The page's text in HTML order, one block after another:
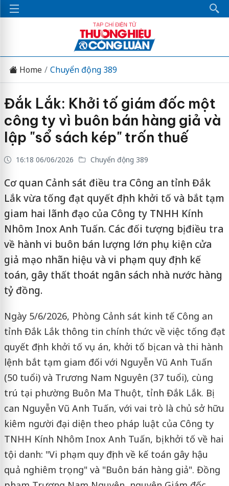
Home Chuyển động 389
Đắk Lắk: Khởi tố giám đốc một
công ty vì buôn bán hàng giả và
lập "sổ sách kép" trốn thuế
16:18 06/06/2026 Chuyển động 389
Cơ quan Cảnh sát điều tra Công an tỉnh Đắk
Lắk vừa tống đạt quyết định khởi tố và bắt tạm
giam hai lãnh đạo của Công ty TNHH Kính
Nhôm Inox Anh Tuấn. Các đối tượng bị điều tra
về hành vi buôn bán lượng lớn phụ kiện cửa
giả mạo nhãn hiệu và vi phạm quy định kế
toán, gây thất thoát ngân sách nhà nước hàng
tỷ đồng.
Ngày 5/6/2026, Phòng Cảnh sát kinh tế Công an
tỉnh Đắk Lắk thông tin chính thức về việc tống đạt
quyết định khởi tố vụ án, khởi tố bị can và thi hành
lệnh bắt tạm giam đối với Nguyễn Vũ Anh Tuấn
(50 tuổi) và Trương Nam Nguyên (37 tuổi), cùng
trú tại phường Buôn Ma Thuột, tỉnh Đắk Lắk. Bị
can Nguyễn Vũ Anh Tuấn, với vai trò là chủ sở hữu
kiêm người đại diện theo pháp luật của Công ty
TNHH Kính Nhôm Inox Anh Tuấn, bị khởi tố về hai
tội danh: "Vi phạm quy định về kế toán gây hậu
quả nghiêm trọng" và "Buôn bán hàng giả". Đồng